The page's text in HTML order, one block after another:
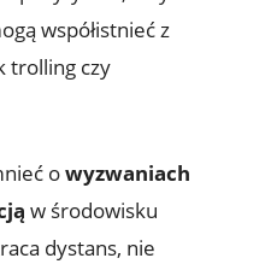
⁤współistnieć z
trolling ‌czy
owyzwaniach
w środowisku
dystans, ⁣nie